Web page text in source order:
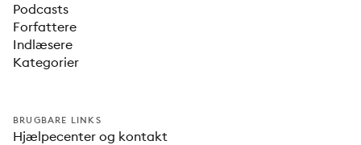
Podcasts
Forfattere
Indlæsere
Kategorier
BRUGBARE LINKS
Hjælpecenter og kontakt